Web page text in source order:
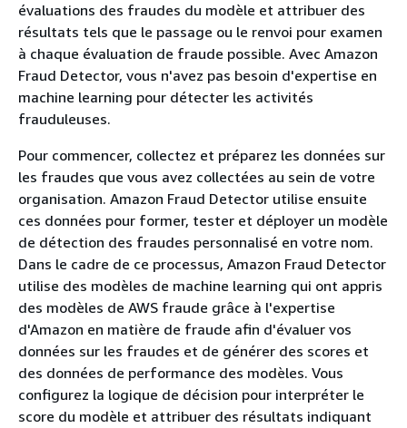
évaluations des fraudes du modèle et attribuer des
résultats tels que le passage ou le renvoi pour examen
à chaque évaluation de fraude possible. Avec Amazon
Fraud Detector, vous n'avez pas besoin d'expertise en
machine learning pour détecter les activités
frauduleuses.
Pour commencer, collectez et préparez les données sur
les fraudes que vous avez collectées au sein de votre
organisation. Amazon Fraud Detector utilise ensuite
ces données pour former, tester et déployer un modèle
de détection des fraudes personnalisé en votre nom.
Dans le cadre de ce processus, Amazon Fraud Detector
utilise des modèles de machine learning qui ont appris
des modèles de AWS fraude grâce à l'expertise
d'Amazon en matière de fraude afin d'évaluer vos
données sur les fraudes et de générer des scores et
des données de performance des modèles. Vous
configurez la logique de décision pour interpréter le
score du modèle et attribuer des résultats indiquant